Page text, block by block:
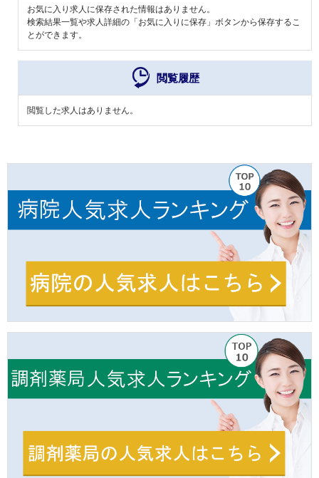
お気に入り求人に保存された情報はありません。
検索結果一覧や求人詳細の「お気に入りに保存」ボタンから保存するこ
とができます。
閲覧履歴
閲覧した求人はありません。